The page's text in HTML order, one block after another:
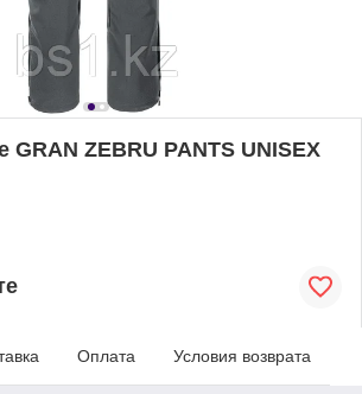
ZEBRU PANTS UNISEX
Оплата Условия возврата